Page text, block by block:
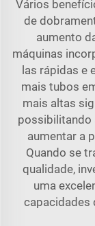
Vários
de
aumento
máquinas
las rápidas e
mais tubos
mais altas
possibilitando
aumentar a
Quando se
qualidade,
uma
capacidades